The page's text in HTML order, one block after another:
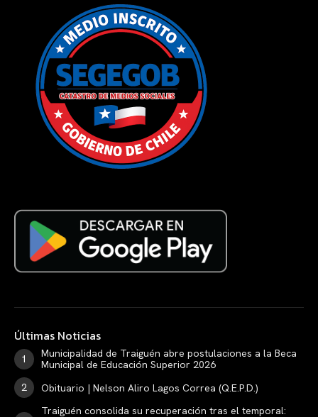
Últimas Noticias
Municipalidad de Traiguén abre postulaciones a la Beca
Municipal de Educación Superior 2026
Obituario | Nelson Aliro Lagos Correa (Q.E.P.D.)
Traiguén consolida su recuperación tras el temporal: